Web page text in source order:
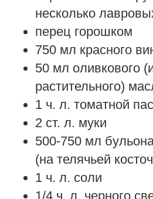
несколько
перец горошком
750 мл красного
50 мл оливкового
растительного)
1 ч. л. томатной
2 ст. л. муки
500-750 мл
(на телячьей
1 ч. л. соли
1/4 ч. л. черного